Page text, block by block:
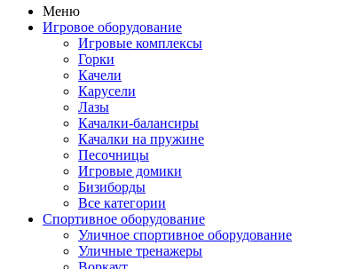
Меню
Игровое оборудование
Игровые комплексы
Горки
Качели
Карусели
Лазы
Качалки-балансиры
Качалки на пружине
Песочницы
Игровые домики
Бизиборды
Все категории
Спортивное оборудование
Уличное спортивное оборудование
Уличные тренажеры